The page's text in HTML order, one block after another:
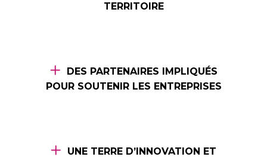
TERRITOIRE
DES PARTENAIRES IMPLIQUÉS
POUR SOUTENIR LES ENTREPRISES
UNE TERRE D’INNOVATION ET